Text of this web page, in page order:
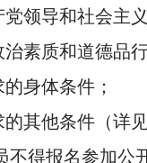
领导和社会主
素质和道德品行
身体条件；
其他条件（详见
不得报名参加公